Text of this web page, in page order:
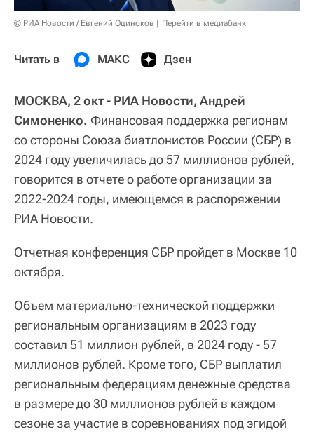
© РИА Новости / Евгений Одиноков Перейти в медиабанк
Читать в МАКС Дзен
МОСКВА, 2 окт - РИА Новости, Андрей
Симоненко. Финансовая поддержка регионам
со стороны Союза биатлонистов России (СБР) в
2024 году увеличилась до 57 миллионов рублей,
говорится в отчете о работе организации за
2022-2024 годы, имеющемся в распоряжении
РИА Новости.
Отчетная конференция СБР пройдет в Москве 10
октября.
Объем материально-технической поддержки
региональным организациям в 2023 году
составил 51 миллион рублей, в 2024 году - 57
миллионов рублей. Кроме того, СБР выплатил
региональным федерациям денежные средства
в размере до 30 миллионов рублей в каждом
сезоне за участие в соревнованиях под эгидой